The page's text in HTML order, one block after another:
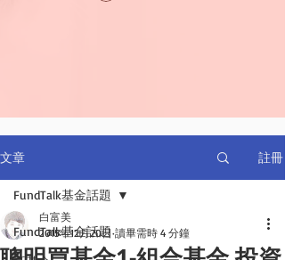
文章 註冊
FundTalk基金話題
FundTalk基金話題
白富美
2015年12月20日 讀畢需時 4 分鐘